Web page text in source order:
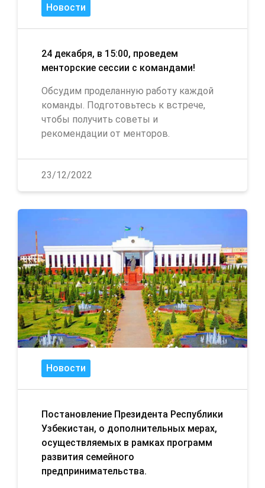
Новости
24 декабря, в 15:00, проведем
менторские сессии с командами!
Обсудим проделанную работу каждой
команды. Подготовьтесь к встрече,
чтобы получить советы и
рекомендации от менторов.
23/12/2022
Новости
Постановление Президента Республики
Узбекистан, о дополнительных мерах,
осуществляемых в рамках программ
развития семейного
предпринимательства.